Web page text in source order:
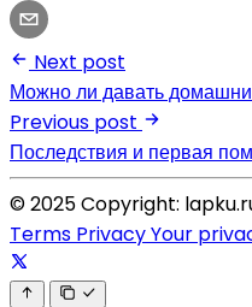
Next post
Можно ли давать
Previous post
Последствия и первая
© 2025 Copyright:
Terms PrivacyYour